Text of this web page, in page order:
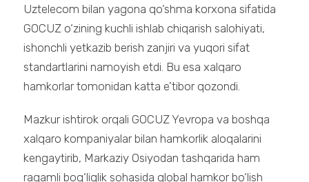
Uztelecom bilan yagona qo‘shma korxona sifatida
GOCUZ o‘zining kuchli ishlab chiqarish salohiyati,
ishonchli yetkazib berish zanjiri va yuqori sifat
standartlarini namoyish etdi. Bu esa xalqaro
hamkorlar tomonidan katta e’tibor qozondi.
Mazkur ishtirok orqali GOCUZ Yevropa va boshqa
xalqaro kompaniyalar bilan hamkorlik aloqalarini
kengaytirib, Markaziy Osiyodan tashqarida ham
raqamli bog‘liqlik sohasida global hamkor bo‘lish